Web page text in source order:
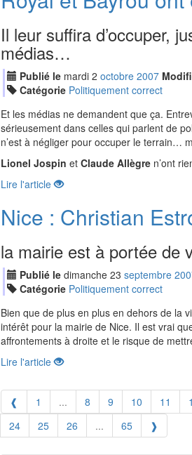
Il leur suffira d’occuper,
médias…
Publié le mardi 2 octobre 2007
Catégorie Politiquement correct
Et les médias ne demandent que ça.
sérieusement dans celles qui parlent de
n’est à négliger pour occuper le terrain…
Lionel Jospin et Claude Allègre n’ont
Lire l'article
Nice : Christian
la mairie est à portée de
Publié le dimanche 23 septembre
Catégorie Politiquement correct
Bien que de plus en plus en dehors de la
intérêt pour la mairie de Nice. Il est vrai
affrontements à droite et le risque de
Lire l'article
❰ 1 ... 8 9 10 11
24
25 26 ... 65 ❱